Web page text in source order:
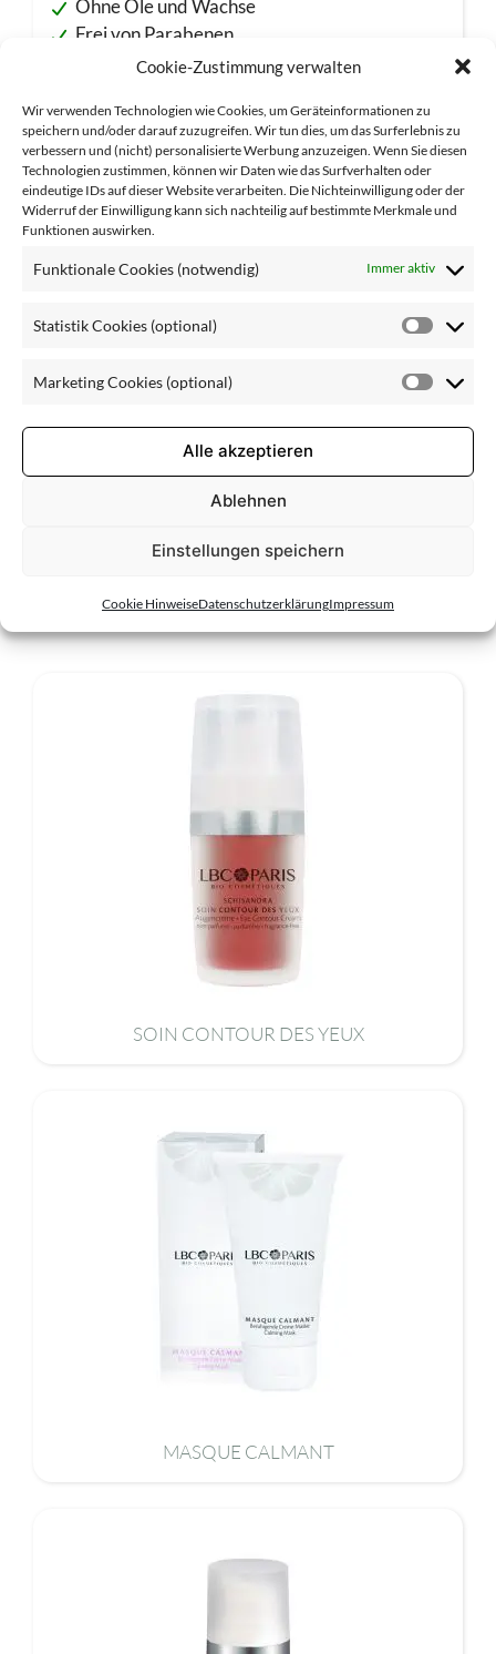
Cookie-Zustimmung verwalten
Wir verwenden Technologien wie Cookies, um Geräteinformationen zu
speichern und/oder darauf zuzugreifen. Wir tun dies, um das Surferlebnis zu
verbessern und (nicht) personalisierte Werbung anzuzeigen. Wenn Sie diesen
Technologien zustimmen, können wir Daten wie das Surfverhalten oder
eindeutige IDs auf dieser Website verarbeiten. Die Nichteinwilligung oder der
Widerruf der Einwilligung kann sich nachteilig auf bestimmte Merkmale und
Funktionen auswirken.
Funktionale Cookies (notwendig) Immer aktiv
Statistik Cookies (optional)
Marketing Cookies (optional)
Alle akzeptieren
Ablehnen
Einstellungen speichern
Cookie HinweiseDatenschutzerklärungImpressum
Ohne Öle und Wachse
Frei von Parabenen
Parfümfrei
Ingredients: Aqua (Water), Propylene Glycol, Chamomilla
Recutita (Matricaria) Flower Extract, Hamamelis
Virginiana (Witch Hazel) Leaf Water, Alcohol,
Triethanolamine, Carbomer, Humulus Lupulus (Hops) Cone
Caprylyl Glycol, Citric Acid, Sodium Benzoate, Potassium
aufgeführten Inhaltsstoffe entsprechen dem aktuellen
Stand der Rezeptur zum Zeitpunkt der Veröffentlichung.
unserer Pflegeprodukte arbeiten und neue
einfließen lassen, kann es in Einzelfällen zu Abweichungen
kommen. Maßgeblich ist stets die Deklaration auf der
Ähnliche Produkte
SOIN CONTOUR DES YEUX
MASQUE CALMANT